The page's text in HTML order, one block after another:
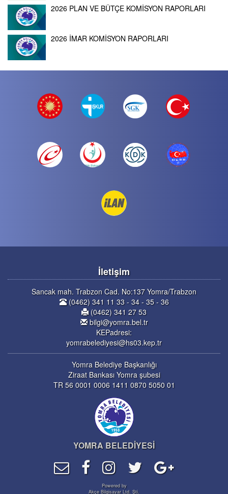
2026 PLAN VE BÜTÇE KOMİSYON RAPORLARI
2026 İMAR KOMİSYON RAPORLARI
İletişim
Sancak mah. Trabzon Cad. No:137 Yomra/Trabzon
(0462) 341 11 33 - 34 - 35 - 36
(0462) 341 27 53
bilgi@yomra.bel.tr
KEPadresi:
yomrabelediyesi@hs03.kep.tr
Yomra Belediye Başkanlığı
Ziraat Bankası Yomra şubesi
TR 56 0001 0006 1411 0870 5050 01
YOMRA BELEDİYESİ
Powered by
Akçe Bilgisayar Ltd. Şti.